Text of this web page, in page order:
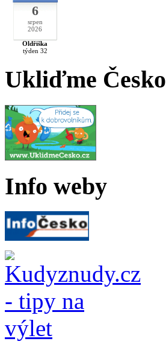
6
srpen
2026
Oldřiška
týden 32
Ukliďme Česko
Info weby